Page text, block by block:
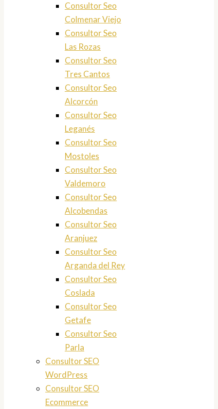
Consultor Seo
Colmenar Viejo
Consultor Seo
Las Rozas
Consultor Seo
Tres Cantos
Consultor Seo
Alcorcón
Consultor Seo
Leganés
Consultor Seo
Mostoles
Consultor Seo
Valdemoro
Consultor Seo
Alcobendas
Consultor Seo
Aranjuez
Consultor Seo
Arganda del Rey
Consultor Seo
Coslada
Consultor Seo
Getafe
Consultor Seo
Parla
Consultor SEO
WordPress
Consultor SEO
Ecommerce